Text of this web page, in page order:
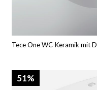
Tece One WC-Keramik mit
51%